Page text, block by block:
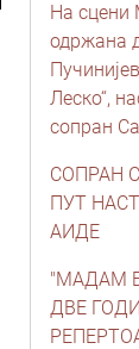
На сцени
одржана
Леско“,
сопран
СОПРАН
ПУТ
АИДЕ
"МАДАМ
ДВЕ